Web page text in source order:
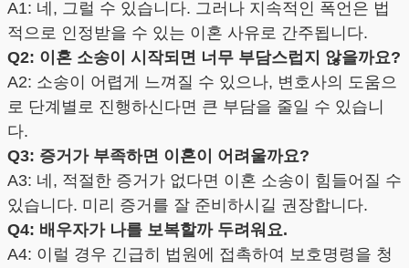
A1: 네, 그럴 수 있습니다. 그러나 지속적인 폭언은 법
적으로 인정받을 수 있는 이혼 사유로 간주됩니다.
Q2: 이혼 소송이 시작되면 너무 부담스럽지 않을까요?
A2: 소송이 어렵게 느껴질 수 있으나, 변호사의 도움으
로 단계별로 진행하신다면 큰 부담을 줄일 수 있습니
다.
Q3: 증거가 부족하면 이혼이 어려울까요?
A3: 네, 적절한 증거가 없다면 이혼 소송이 힘들어질 수
있습니다. 미리 증거를 잘 준비하시길 권장합니다.
Q4: 배우자가 나를 보복할까 두려워요.
A4: 이럴 경우 긴급히 법원에 접촉하여 보호명령을 청